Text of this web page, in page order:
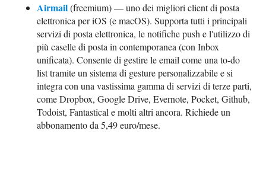
Airmail(freemium) — uno dei migliori client di posta
elettronica per iOS (e macOS). Supporta tutti i principali
servizi di posta elettronica, le notifiche push e l'utilizzo di
più caselle di posta in contemporanea (con Inbox
unificata). Consente di gestire le email come una to-do
list tramite un sistema di gesture personalizzabile e si
integra con una vastissima gamma di servizi di terze parti,
come Dropbox, Google Drive, Evernote, Pocket, Github,
Todoist, Fantastical e molti altri ancora. Richiede un
abbonamento da 5,49 euro/mese.